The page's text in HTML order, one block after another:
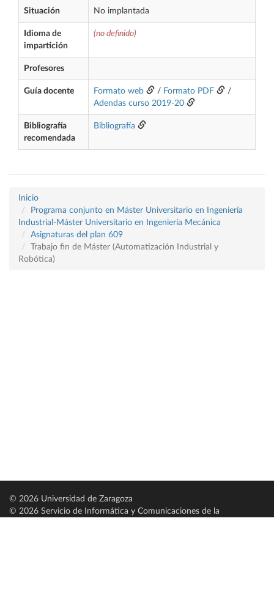
Situación No implantada
Idioma de
impartición
(no definido)
Profesores
Guía docente Formato web / Formato PDF
/
Adendas curso 2019-20
Bibliografía
recomendada
Bibliografía
Inicio
Programa conjunto en Máster Universitario en Ingeniería
Industrial-Máster Universitario en Ingeniería Mecánica
Asignaturas del plan 609
Trabajo fin de Máster (Automatización Industrial y
Robótica)
© 2026 Universidad de Zaragoza
© 2026 Servicio de Informática y Comunicaciones de la